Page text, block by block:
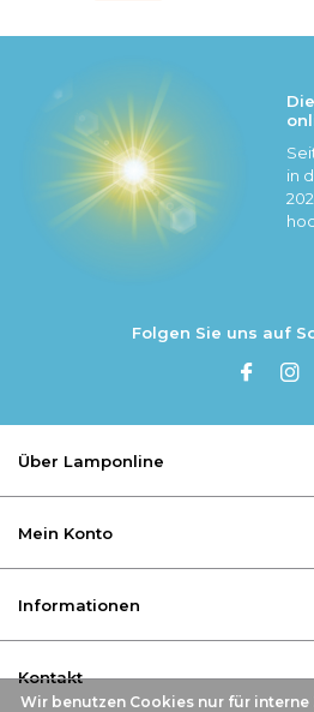
in
Folgen Sie uns auf
Über Lamponline
Mein Konto
Informationen
Kontakt
Wir benutzen Cookies nur für